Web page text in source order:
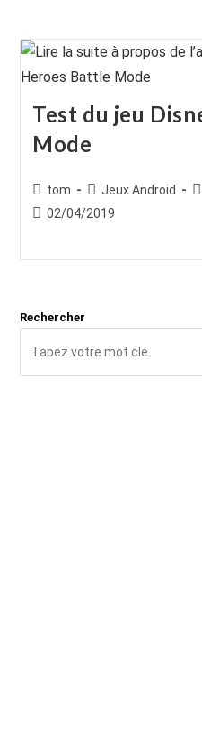
Test du jeu
Mode
Auteur/autrice
de
tom
Post
category:
Jeux Android
Publication
02/04/2019
Rechercher